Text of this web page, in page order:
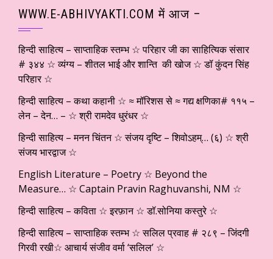
WWW.E-ABHIVYAKTI.COM में आज –
हिन्दी साहित्य – साप्ताहिक स्तम्भ ☆ परिहार जी का साहित्यिक संसार
# ३४४ ☆ व्यंग्य – शीतल भाई और शान्ति की खोज ☆ डॉ कुंदन सिंह
परिहार ☆
हिन्दी साहित्य – कथा कहानी ☆ ≈ मॉरिशस से ≈ गद्य क्षणिका# ११५ –
लेन – देन… – ☆ श्री रामदेव धुरंधर ☆
हिन्दी साहित्य – मनन चिंतन ☆ संजय दृष्टि – शिवोऽहम्… (६) ☆ श्री
संजय भारद्वाज ☆
English Literature – Poetry ☆ Beyond the
Measure… ☆ Captain Pravin Raghuvanshi, NM ☆
हिन्दी साहित्य – कविता ☆ इरफ़ान ☆ डॉ.सोनिया कस्तुरे ☆
हिन्दी साहित्य – साप्ताहिक स्तम्भ ☆ सलिल प्रवाह # २८९ – जिंदगी
गिरवी रखी☆ आचार्य संजीव वर्मा ‘सलिल’ ☆